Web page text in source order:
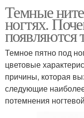
Темные
ногтях.
появляются
Темное пятно под
цветовые
причины, которая
следующие
потемнения